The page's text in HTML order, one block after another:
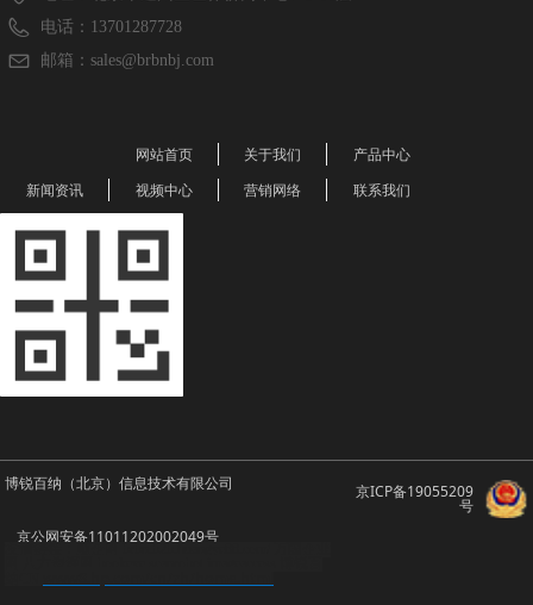
电话： 13701287728
邮箱： sales@brbnbj.com
网站首页 关于我们 产品中心
新闻资讯 视频中心 营销网络 联系我们
博锐百纳（北京）信息技术有限公司 京ICP备19055209
号
京公网安备11011202002049号